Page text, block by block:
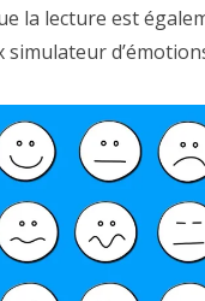
la lecture est
simulateur